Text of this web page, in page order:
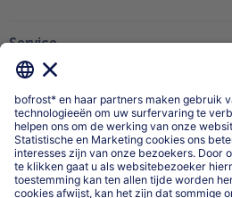
Service
Categorieën